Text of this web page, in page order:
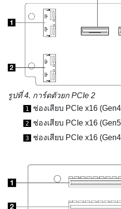
รูปที่ 4. การ์ดตัวยก PCIe 2
1 ช่องเสียบ PCIe x16
2 ช่องเสียบ PCIe x16
3 ช่องเสียบ PCIe x16